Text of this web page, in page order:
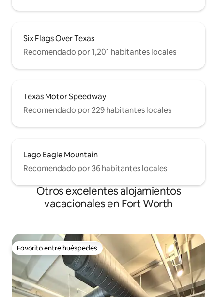
Six Flags Over Texas
Recomendado por 1,201 habitantes locales
Texas Motor Speedway
Recomendado por 229 habitantes locales
Lago Eagle Mountain
Recomendado por 36 habitantes locales
Otros excelentes alojamientos
vacacionales en Fort Worth
Favorito entre huéspedes
Favorito entre huéspedes